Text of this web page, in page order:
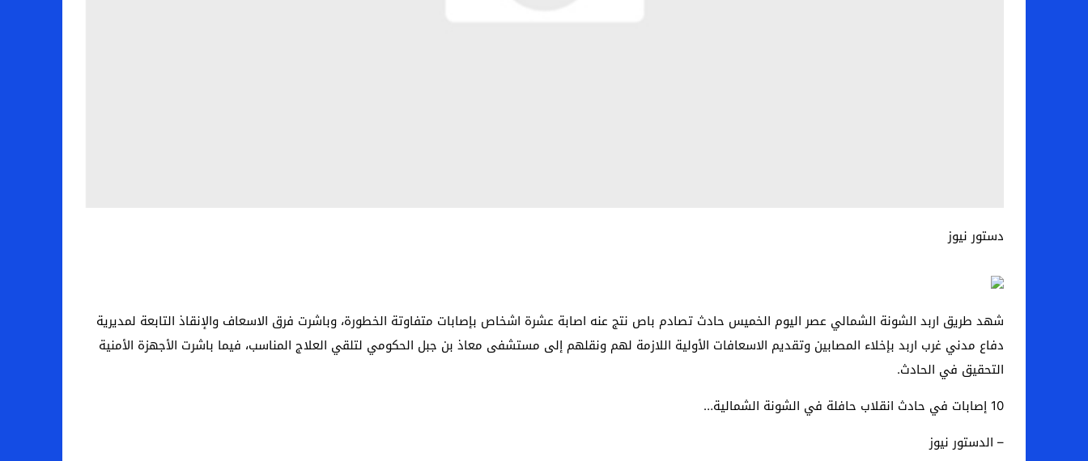
دستور نيوز
شهد طريق اربد الشونة الشمالي عصر اليوم الخميس حادث تصادم باص نتج عنه اصابة عشرة اشخاص بإصابات متفاوتة الخطورة، وباشرت فرق الاسعاف والإنقاذ التابعة لمديرية
دفاع مدني غرب اربد بإخلاء المصابين وتقديم الاسعافات الأولية اللازمة لهم ونقلهم إلى مستشفى معاذ بن جبل الحكومي لتلقي العلاج المناسب، فيما باشرت الأجهزة الأمنية
التحقيق في الحادث.
10 إصابات في حادث انقلاب حافلة في الشونة الشمالية…
– الدستور نيوز